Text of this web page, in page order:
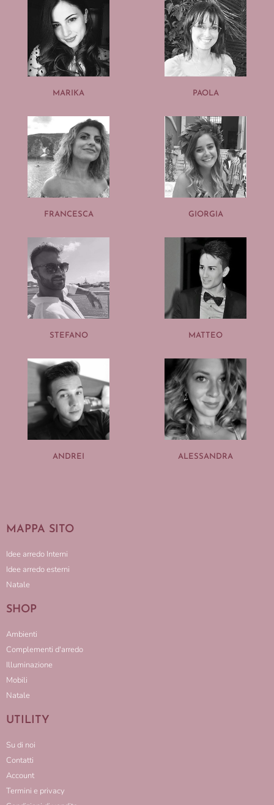
MARIKA PAOLA
FRANCESCA GIORGIA
STEFANO MATTEO
ANDREI ALESSANDRA
MAPPA SITO
Idee arredo Interni
Idee arredo esterni
Natale
SHOP
Ambienti
Complementi d'arredo
Illuminazione
Mobili
Natale
UTILITY
Su di noi
Contatti
Account
Termini e privacy